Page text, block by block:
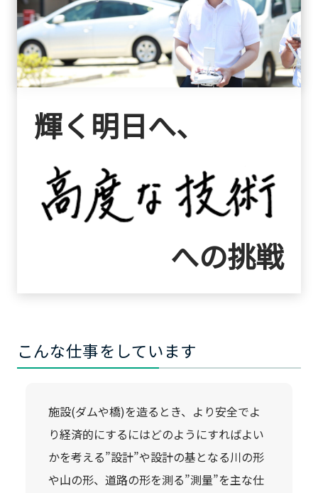
輝く明日へ、
への挑戦
こんな仕事をしています
施設(ダムや橋)を造るとき、より安全でよ
り経済的にするにはどのようにすればよい
かを考える”設計”や設計の基となる川の形
や山の形、道路の形を測る”測量”を主な仕